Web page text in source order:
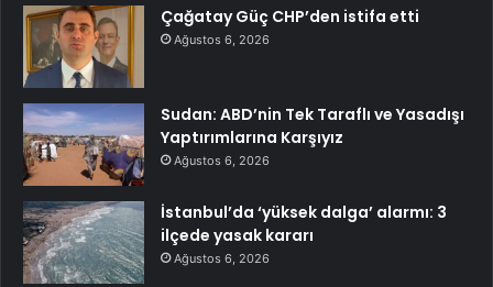
Çağatay Güç CHP’den istifa etti
Ağustos 6, 2026
Sudan: ABD’nin Tek Taraflı ve Yasadışı
Yaptırımlarına Karşıyız
Ağustos 6, 2026
İstanbul’da ‘yüksek dalga’ alarmı: 3
ilçede yasak kararı
Ağustos 6, 2026